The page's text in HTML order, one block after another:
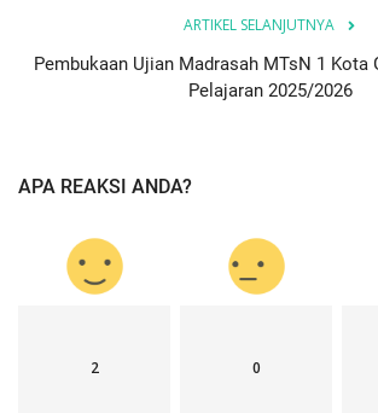
ARTIKEL SELANJUTNYA
Pembukaan Ujian Madrasah MTsN 1 Kota
Pelajaran 2025/2026
APA REAKSI ANDA?
2 0